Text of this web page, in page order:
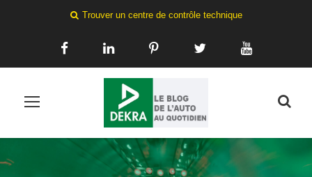
Trouver un centre de contrôle technique